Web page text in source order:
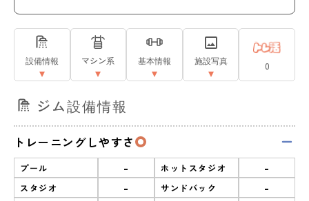
設備情報 マシン系 基本情報 施設写真 0
ジム設備情報
トレーニングしやすさ
プール - ホットスタジオ -
スタジオ - サンドバック -